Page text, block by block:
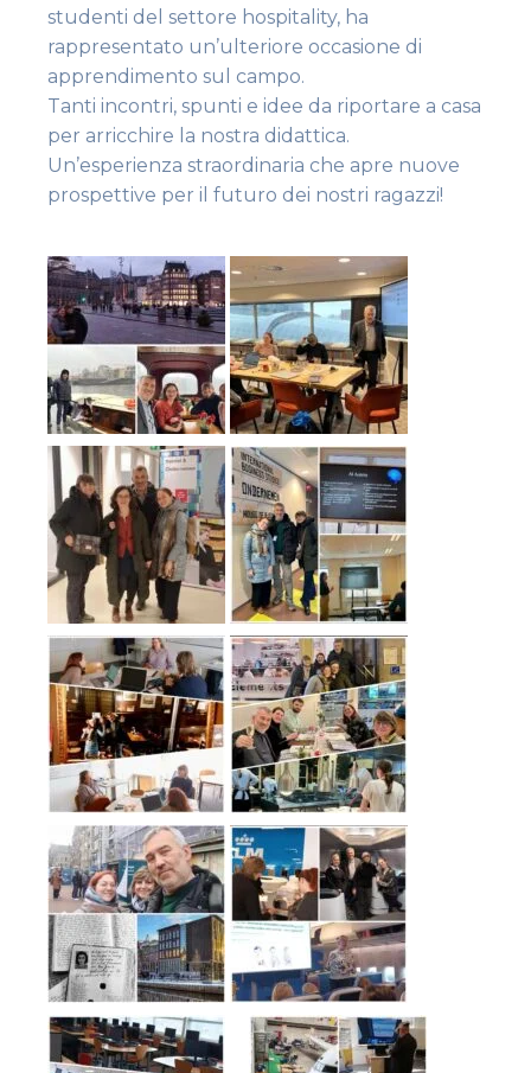
studenti del settore hospitality, ha
rappresentato un’ulteriore occasione di
apprendimento sul campo.
Tanti incontri, spunti e idee da riportare a casa
per arricchire la nostra didattica.
Un’esperienza straordinaria che apre nuove
prospettive per il futuro dei nostri ragazzi!